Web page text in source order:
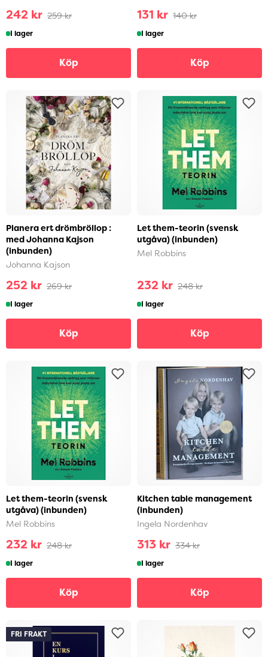
242 kr 259 kr
I lager
Köp
131 kr 140 kr
I lager
Köp
Planera ert drömbröllop :
med Johanna Kajson
(inbunden)
Johanna Kajson
252 kr 269 kr
I lager
Köp
Let them-teorin (svensk
utgåva) (inbunden)
Mel Robbins
232 kr 248 kr
I lager
Köp
Let them-teorin (svensk
utgåva) (inbunden)
Mel Robbins
232 kr 248 kr
I lager
Köp
Kitchen table management
(inbunden)
Ingela Nordenhav
313 kr 334 kr
I lager
Köp
FRI FRAKT